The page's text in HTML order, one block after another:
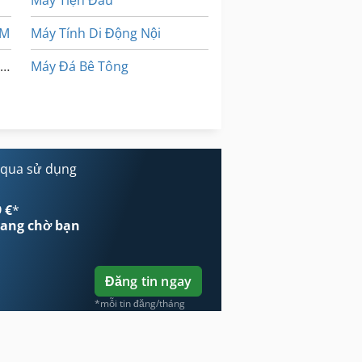
Máy Bơm Thùng Đựng Nước Thải
Máy Tính Di Động Nội
Máy Đá Bê Tông
sử dụng
€*
chờ bạn
Đăng tin ngay
*mỗi tin đăng/tháng